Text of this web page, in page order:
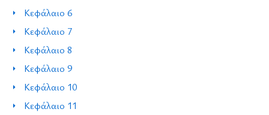
Κεφάλαιο 6
Κεφάλαιο 7
Κεφάλαιο 8
Κεφάλαιο 9
Κεφάλαιο 10
Κεφάλαιο 11